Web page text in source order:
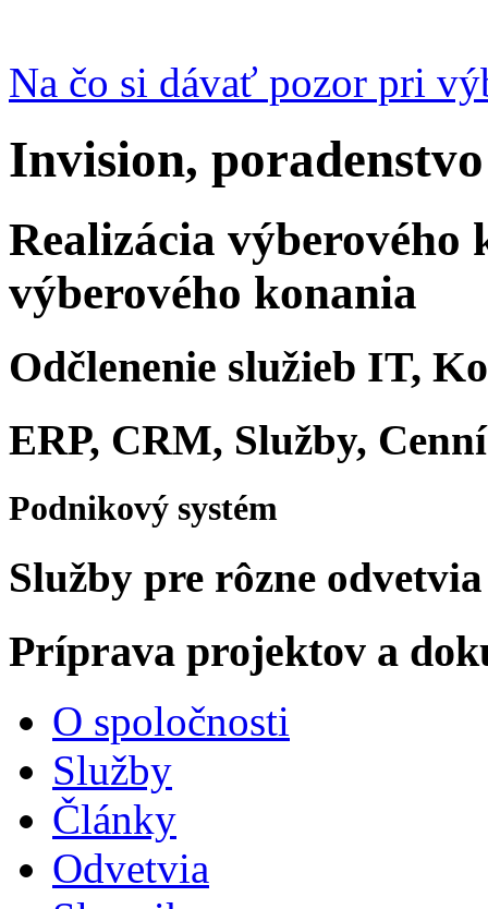
Na čo si dávať pozor pri
Invision,
Realizácia
výberového konania
Odčlenenie služieb IT,
ERP, CRM, Služby,
Podnikový systém
Služby pre rôzne odvetvia
Príprava projektov a
O spoločnosti
Služby
Články
Odvetvia